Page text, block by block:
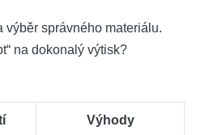
výběr správného materiálu.
na dokonalý výtisk?
Výhody